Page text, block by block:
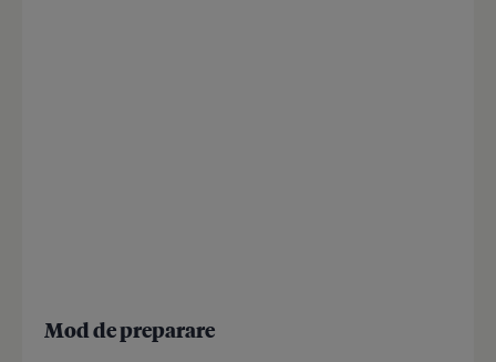
Mod de preparare